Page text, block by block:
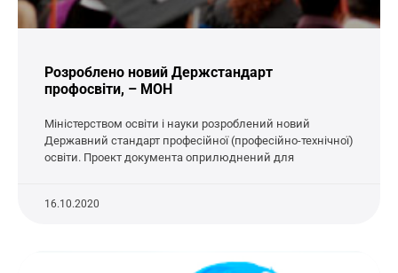
Розроблено новий Держстандарт
профосвіти, – МОН
Міністерством освіти і науки розроблений новий
Державний стандарт професійної (професійно-технічної)
освіти. Проект документа оприлюднений для
16.10.2020